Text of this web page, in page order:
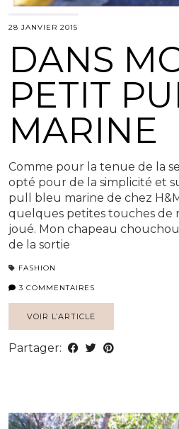
28 JANVIER 2015
DANS
PETIT
MARINE
Comme pour la tenue de la
opté pour de la simplicité et
pull bleu marine de chez
quelques petites touches de
joué. Mon chapeau
de la sortie
FASHION
3 COMMENTAIRES
VOIR L’ARTICLE
Partager: